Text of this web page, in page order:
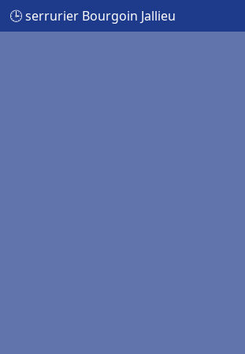
🕒 serrurier Bourgoin Jallieu